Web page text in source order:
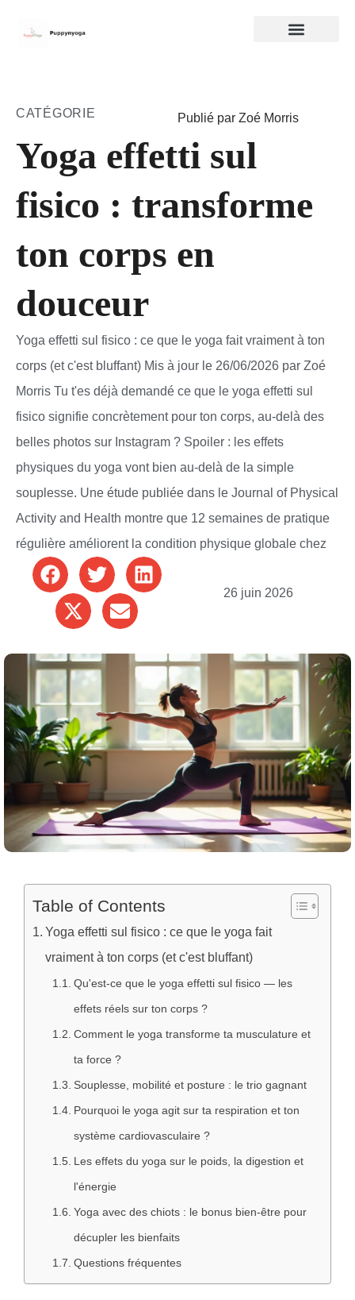
CATÉGORIE Publié par Zoé Morris
Yoga effetti sul
fisico : transforme
ton corps en
douceur
Yoga effetti sul fisico : ce que le yoga fait vraiment à ton
corps (et c'est bluffant) Mis à jour le 26/06/2026 par Zoé
Morris Tu t'es déjà demandé ce que le yoga effetti sul
fisico signifie concrètement pour ton corps, au-delà des
belles photos sur Instagram ? Spoiler : les effets
physiques du yoga vont bien au-delà de la simple
souplesse. Une étude publiée dans le Journal of Physical
Activity and Health montre que 12 semaines de pratique
régulière améliorent la condition physique globale chez
26 juin 2026
Table of Contents
Yoga effetti sul fisico : ce que le yoga fait
vraiment à ton corps (et c'est bluffant)
Qu'est-ce que le yoga effetti sul fisico — les
effets réels sur ton corps ?
Comment le yoga transforme ta musculature et
ta force ?
Souplesse, mobilité et posture : le trio gagnant
Pourquoi le yoga agit sur ta respiration et ton
système cardiovasculaire ?
Les effets du yoga sur le poids, la digestion et
l'énergie
Yoga avec des chiots : le bonus bien-être pour
décupler les bienfaits
Questions fréquentes